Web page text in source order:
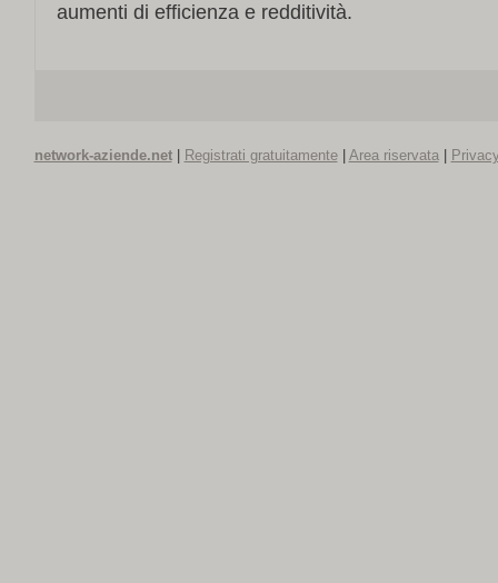
aumenti di efficienza e redditività.
network-aziende.net| Registrati gratuitamente| Area riservata|